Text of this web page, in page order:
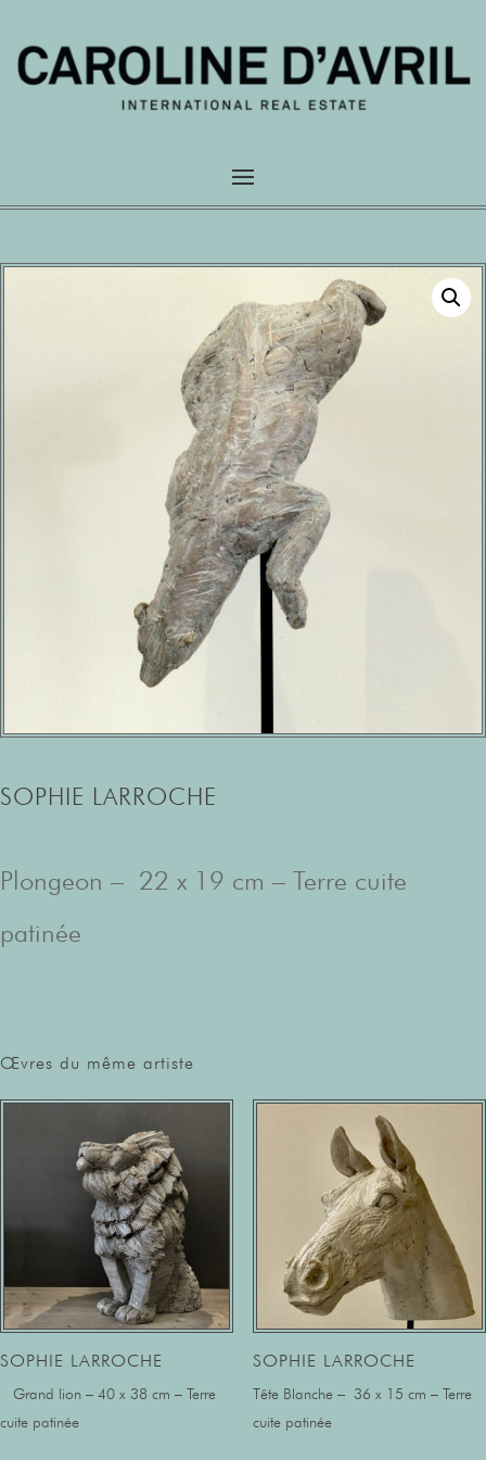
SOPHIE LARROCHE
Plongeon – 22 x 19 cm – Terre cuite
patinée
Œvres du même artiste
SOPHIE LARROCHE
Grand lion – 40 x 38 cm – Terre
cuite patinée
SOPHIE LARROCHE
Tête Blanche – 36 x 15 cm – Terre
cuite patinée